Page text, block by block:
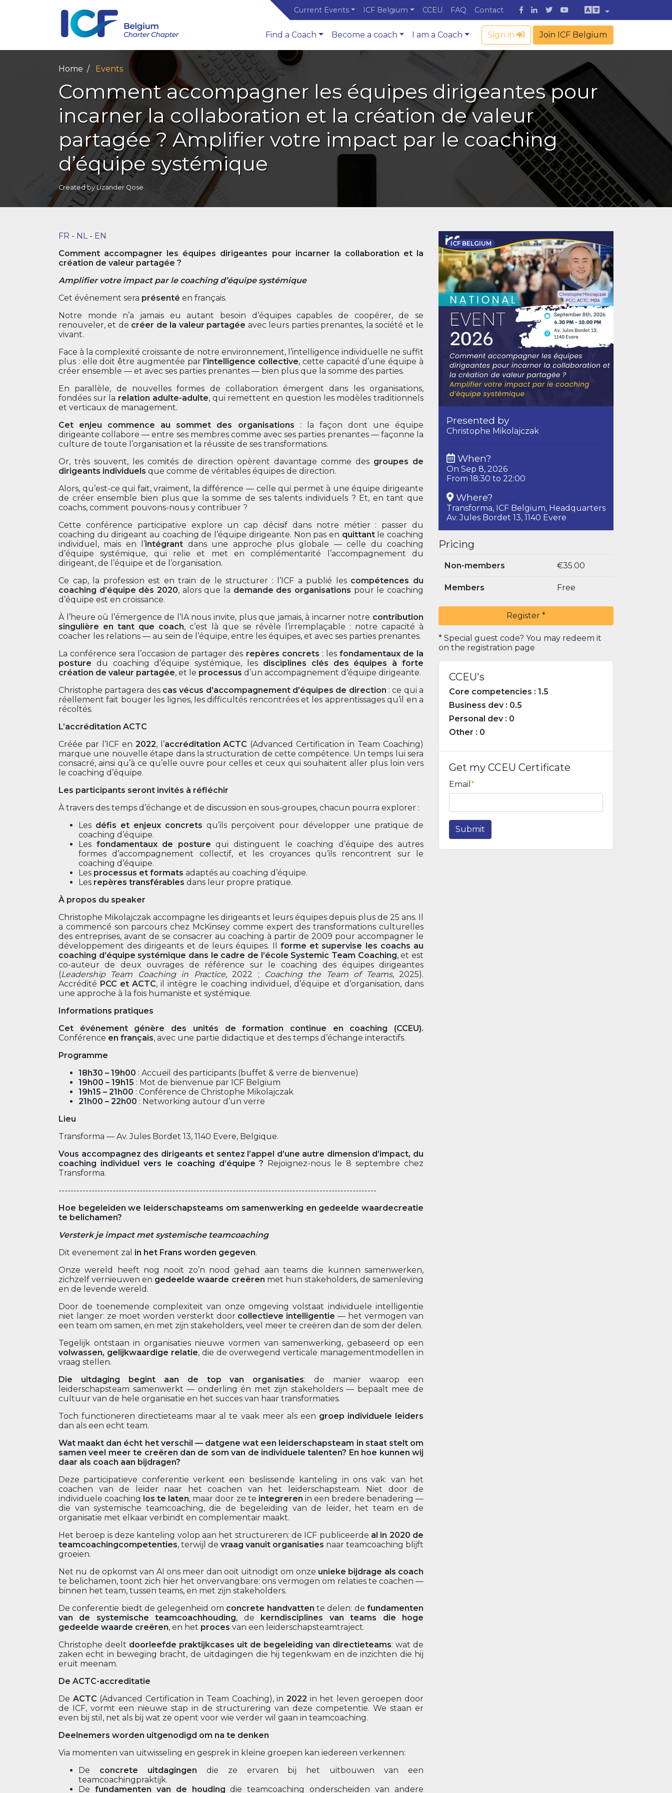
Current Events ICF Belgium CCEU FAQ Contact
Find a Coach Become a coach I am a Coach Sign in Join ICF Belgium
Home Events
Comment accompagner les équipes dirigeantes pour
incarner la collaboration et la création de valeur
partagée ? Amplifier votre impact par le coaching
d’équipe systémique
Created by Lizander Qose
FR - NL- EN
Comment accompagner les équipes dirigeantes pour incarner la collaboration et la
création de valeur partagée ?
Amplifier votre impact par le coaching d’équipe systémique
Cet événement sera présenté en français.
Notre monde n’a jamais eu autant besoin d’équipes capables de coopérer, de se
renouveler, et de créer de la valeur partagée avec leurs parties prenantes, la société et le
vivant.
Face à la complexité croissante de notre environnement, l’intelligence individuelle ne suffit
plus : elle doit être augmentée par l’intelligence collective, cette capacité d’une équipe à
créer ensemble — et avec ses parties prenantes — bien plus que la somme des parties.
En parallèle, de nouvelles formes de collaboration émergent dans les organisations,
fondées sur la relation adulte-adulte, qui remettent en question les modèles traditionnels
et verticaux de management.
Cet enjeu commence au sommet des organisations : la façon dont une équipe
dirigeante collabore — entre ses membres comme avec ses parties prenantes — façonne la
culture de toute l’organisation et la réussite de ses transformations.
Or, très souvent, les comités de direction opèrent davantage comme des groupes de
dirigeants individuels que comme de véritables équipes de direction.
Alors, qu’est-ce qui fait, vraiment, la différence — celle qui permet à une équipe dirigeante
de créer ensemble bien plus que la somme de ses talents individuels ? Et, en tant que
coachs, comment pouvons-nous y contribuer ?
Cette conférence participative explore un cap décisif dans notre métier : passer du
coaching du dirigeant au coaching de l’équipe dirigeante. Non pas en quittantle coaching
individuel, mais en l’intégrant dans une approche plus globale — celle du coaching
d’équipe systémique, qui relie et met en complémentarité l’accompagnement du
dirigeant, de l’équipe et de l’organisation.
Ce cap, la profession est en train de le structurer : l’ICF a publié les compétences du
coaching d’équipe dès 2020, alors que la demande des organisations pour le coaching
d’équipe est en croissance.
À l’heure où l’émergence de l’IA nous invite, plus que jamais, à incarner notre contribution
singulière en tant que coach, c’est là que se révèle l’irremplaçable : notre capacité à
coacher les relations — au sein de l’équipe, entre les équipes, et avec ses parties prenantes.
La conférence sera l’occasion de partager des repères concrets : les fondamentaux de la
posture du coaching d’équipe systémique, les disciplines clés des équipes à forte
création de valeur partagée, et le processus d’un accompagnement d’équipe dirigeante.
Christophe partagera des cas vécus d’accompagnement d’équipes de direction : ce qui a
réellement fait bouger les lignes, les difficultés rencontrées et les apprentissages qu’il en a
récoltés.
L’accréditation ACTC
Créée par l’ICF en 2022, l’accréditation ACTC (Advanced Certification in Team Coaching)
marque une nouvelle étape dans la structuration de cette compétence. Un temps lui sera
consacré, ainsi qu’à ce qu’elle ouvre pour celles et ceux qui souhaitent aller plus loin vers
le coaching d’équipe.
Les participants seront invités à réfléchir
À travers des temps d’échange et de discussion en sous-groupes, chacun pourra explorer :
Les défis et enjeux concrets qu’ils perçoivent pour développer une pratique de
coaching d’équipe.
Les fondamentaux de posture qui distinguent le coaching d’équipe des autres
formes d’accompagnement collectif, et les croyances qu’ils rencontrent sur le
coaching d’équipe.
Les processus et formats adaptés au coaching d’équipe.
Les repères transférables dans leur propre pratique.
À propos du speaker
Christophe Mikolajczak accompagne les dirigeants et leurs équipes depuis plus de 25 ans. Il
a commencé son parcours chez McKinsey comme expert des transformations culturelles
des entreprises, avant de se consacrer au coaching à partir de 2009 pour accompagner le
développement des dirigeants et de leurs équipes. Il forme et supervise les coachs au
coaching d’équipe systémique dans le cadre de l’école Systemic Team Coaching, et est
co-auteur de deux ouvrages de référence sur le coaching des équipes dirigeantes
(Leadership Team Coaching in Practice, 2022 ; Coaching the Team of Teams, 2025).
Accrédité PCC et ACTC, il intègre le coaching individuel, d’équipe et d’organisation, dans
une approche à la fois humaniste et systémique.
Informations pratiques
Cet événement génère des unités de formation continue en coaching (CCEU).
Conférence en français, avec une partie didactique et des temps d’échange interactifs.
Programme
18h30 – 19h00 : Accueil des participants (buffet & verre de bienvenue)
19h00 – 19h15 : Mot de bienvenue par ICF Belgium
19h15 – 21h00 : Conférence de Christophe Mikolajczak
21h00 – 22h00 : Networking autour d’un verre
Lieu
Transforma — Av. Jules Bordet 13, 1140 Evere, Belgique.
Vous accompagnez des dirigeants et sentez l’appel d’une autre dimension d’impact, du
coaching individuel vers le coaching d’équipe ? Rejoignez-nous le 8 septembre chez
Transforma.
----------------------------------------------------------------------------------------------------------
Hoe begeleiden we leiderschapsteams om samenwerking en gedeelde waardecreatie
te belichamen?
Versterk je impact met systemische teamcoaching
Dit evenement zal in het Frans worden gegeven.
Onze wereld heeft nog nooit zo’n nood gehad aan teams die kunnen samenwerken,
zichzelf vernieuwen en gedeelde waarde creëren met hun stakeholders, de samenleving
en de levende wereld.
Door de toenemende complexiteit van onze omgeving volstaat individuele intelligentie
niet langer: ze moet worden versterkt door collectieve intelligentie — het vermogen van
een team om samen, en met zijn stakeholders, veel meer te creëren dan de som der delen.
Tegelijk ontstaan in organisaties nieuwe vormen van samenwerking, gebaseerd op een
volwassen, gelijkwaardige relatie, die de overwegend verticale managementmodellen in
vraag stellen.
Die uitdaging begint aan de top van organisaties: de manier waarop een
leiderschapsteam samenwerkt — onderling én met zijn stakeholders — bepaalt mee de
cultuur van de hele organisatie en het succes van haar transformaties.
Toch functioneren directieteams maar al te vaak meer als een groep individuele leiders
dan als een echt team.
Wat maakt dan écht het verschil — datgene wat een leiderschapsteam in staat stelt om
samen veel meer te creëren dan de som van de individuele talenten? En hoe kunnen wij
daar als coach aan bijdragen?
Deze participatieve conferentie verkent een beslissende kanteling in ons vak: van het
coachen van de leider naar het coachen van het leiderschapsteam. Niet door de
individuele coaching los te laten, maar door ze te integreren in een bredere benadering —
die van systemische teamcoaching, die de begeleiding van de leider, het team en de
organisatie met elkaar verbindt en complementair maakt.
Het beroep is deze kanteling volop aan het structureren: de ICF publiceerde al in 2020 de
teamcoachingcompetenties, terwijl de vraag vanuit organisaties naar teamcoaching blijft
groeien.
Net nu de opkomst van AI ons meer dan ooit uitnodigt om onze unieke bijdrage als coach
te belichamen, toont zich hier het onvervangbare: ons vermogen om relaties te coachen —
binnen het team, tussen teams, en met zijn stakeholders.
De conferentie biedt de gelegenheid om concrete handvatten te delen: defundamenten
van de systemische teamcoachhouding, de kerndisciplines van teams die hoge
gedeelde waarde creëren, en het proces van een leiderschapsteamtraject.
Christophe deelt doorleefde praktijkcases uit de begeleiding van directieteams: wat de
zaken echt in beweging bracht, de uitdagingen die hij tegenkwam en de inzichten die hij
eruit meenam.
De ACTC-accreditatie
De ACTC (Advanced Certification in Team Coaching), in 2022 in het leven geroepen door
de ICF, vormt een nieuwe stap in de structurering van deze competentie. We staan er
even bij stil, net als bij wat ze opent voor wie verder wil gaan in teamcoaching.
Deelnemers worden uitgenodigd om na te denken
Via momenten van uitwisseling en gesprek in kleine groepen kan iedereen verkennen:
De concrete uitdagingen die ze ervaren bij het uitbouwen van een
teamcoachingpraktijk.
De fundamenten van de houding die teamcoaching onderscheiden van andere
ICF BELGIUM
Presented by
Christophe Mikolajczak
When?
On Sep 8, 2026
From 18:30 to 22:00
Where?
Transforma, ICF Belgium, Headquarters
Av. Jules Bordet 13, 1140 Evere
Pricing
Non-members €35.00
Members Free
Register *
* Special guest code? You may redeem it
on the registration page
CCEU's
Core competencies : 1.5
Business dev : 0.5
Personal dev : 0
Other : 0
Get my CCEU Certificate
Email
Submit